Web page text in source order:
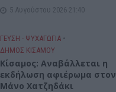
5 Αυγούστου 2026 21:40
ΓΕΎΣΗ - ΨΥΧΑΓΩΓΊΑ •
ΔΉΜΟΣ ΚΙΣΆΜΟΥ
Κίσαμος: Αναβάλλεται η
εκδήλωση αφιέρωμα στον
Μάνο Χατζηδάκι